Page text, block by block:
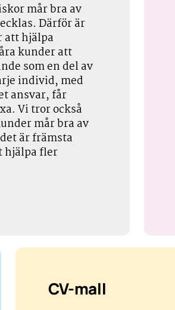
mår bra av
Därför är
hjälpa
kunder att
som en del av
individ, med
ansvar, får
Vi tror också
mår bra av
är främsta
hjälpa fler
CV-mall